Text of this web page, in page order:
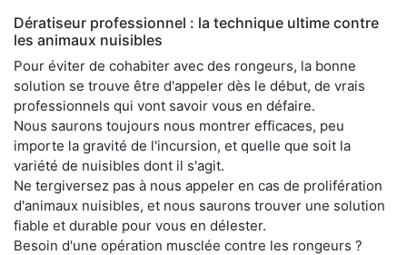
Dératiseur professionnel : la technique ultime contre
les animaux nuisibles
Pour éviter de cohabiter avec des rongeurs, la bonne
solution se trouve être d'appeler dès le début, de vrais
professionnels qui vont savoir vous en défaire.
Nous saurons toujours nous montrer efficaces, peu
importe la gravité de l'incursion, et quelle que soit la
variété de nuisibles dont il s'agit.
Ne tergiversez pas à nous appeler en cas de prolifération
d'animaux nuisibles, et nous saurons trouver une solution
fiable et durable pour vous en délester.
Besoin d'une opération musclée contre les rongeurs ?